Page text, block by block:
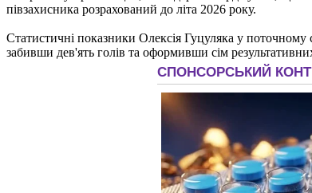
півзахисника розрахований до літа 2026 року.
Статистичні показники Олексія Гуцуляка у поточному
забивши дев'ять голів та оформивши сім